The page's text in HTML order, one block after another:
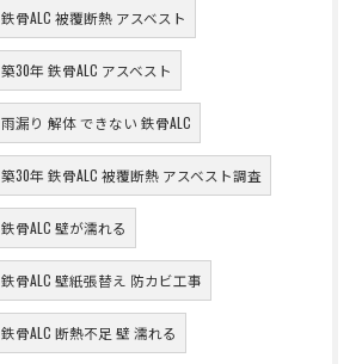
鉄骨ALC 被覆断熱 アスベスト
築30年 鉄骨ALC アスベスト
雨漏り 解体 できない 鉄骨ALC
築30年 鉄骨ALC 被覆断熱 アスベスト調査
鉄骨ALC 壁が濡れる
鉄骨ALC 壁紙張替え 防カビ工事
鉄骨ALC 断熱不足 壁 濡れる